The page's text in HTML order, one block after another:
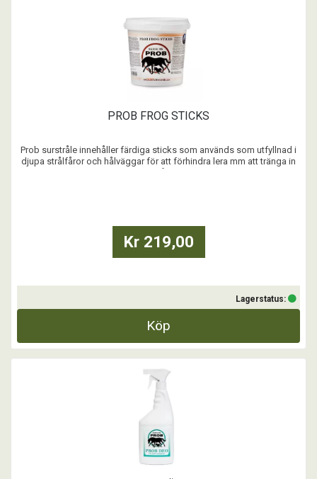
PROB FROG STICKS
Prob surstråle innehåller färdiga sticks som används som utfyllnad i
djupa strålfåror och hålväggar för att förhindra lera mm att tränga in
Kr 219,00
Lagerstatus:
Köp